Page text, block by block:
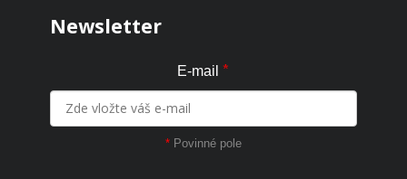
Newsletter
E-mail *
* Povinné pole